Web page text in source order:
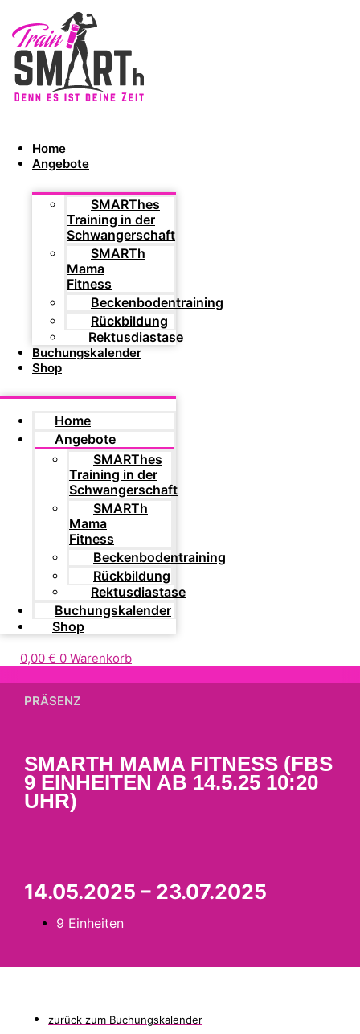
Home
Angebote
SMARThes
Training in der
Schwangerschaft
SMARTh
Mama
Fitness
Beckenbodentraining
Rückbildung
Rektusdiastase
Buchungskalender
Shop
Home
Angebote
SMARThes
Training in der
Schwangerschaft
SMARTh
Mama
Fitness
Beckenbodentraining
Rückbildung
Rektusdiastase
Buchungskalender
Shop
0,00 € 0 Warenkorb
PRÄSENZ
SMARTH MAMA FITNESS (FBS
9 EINHEITEN AB 14.5.25 10:20
UHR)
14.05.2025 – 23.07.2025
9 Einheiten
zurück zum Buchungskalender